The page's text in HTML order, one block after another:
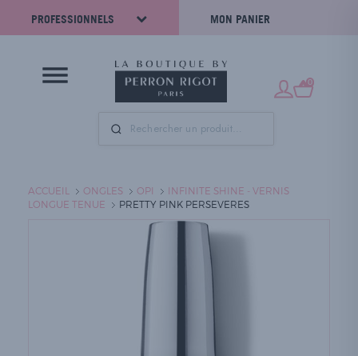
PROFESSIONNELS MON PANIER
0
ACCUEIL ONGLES OPI
INFINITE SHINE - VERNIS
LONGUE TENUE
PRETTY PINK PERSEVERES